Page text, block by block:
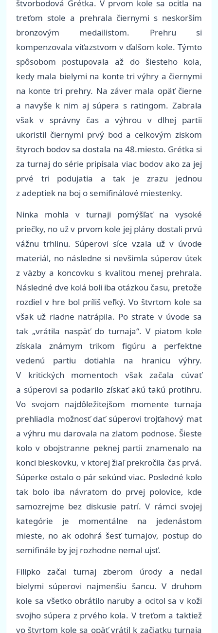
štvorbodová Grétka. V prvom kole sa ocitla na
treťom stole a prehrala čiernymi s neskorším
bronzovým medailistom. Prehru si
kompenzovala víťazstvom v ďalšom kole. Týmto
spôsobom postupovala až do šiesteho kola,
kedy mala bielymi na konte tri výhry a čiernymi
na konte tri prehry. Na záver mala opäť čierne
a navyše k nim aj súpera s ratingom. Zabrala
však v správny čas a výhrou v dlhej partii
ukoristil čiernymi prvý bod a celkovým ziskom
štyroch bodov sa dostala na 48.miesto. Grétka si
za turnaj do série pripísala viac bodov ako za jej
prvé tri podujatia a tak je zrazu jednou
z adeptiek na boj o semifinálové miestenky.
Ninka mohla v turnaji pomýšľať na vysoké
priečky, no už v prvom kole jej plány dostali prvú
vážnu trhlinu. Súperovi síce vzala už v úvode
materiál, no následne si nevšimla súperov útek
z väzby a koncovku s kvalitou menej prehrala.
Následné dve kolá boli iba otázkou času, pretože
rozdiel v hre bol príliš veľký. Vo štvrtom kole sa
však už riadne natrápila. Po strate v úvode sa
tak „vrátila naspäť do turnaja“. V piatom kole
získala známym trikom figúru a perfektne
vedenú partiu dotiahla na hranicu výhry.
V kritických momentoch však začala cúvať
a súperovi sa podarilo získať akú takú protihru.
Vo svojom najdôležitejšom momente turnaja
prehliadla možnosť dať súperovi trojťahový mat
a výhru mu darovala na zlatom podnose. Šieste
kolo v obojstranne peknej partii znamenalo na
konci bleskovku, v ktorej žiaľ prekročila čas prvá.
Súperke ostalo o pár sekúnd viac. Posledné kolo
tak bolo iba návratom do prvej polovice, kde
samozrejme bez diskusie patrí. V rámci svojej
kategórie je momentálne na jedenástom
mieste, no ak odohrá šesť turnajov, postup do
semifinále by jej rozhodne nemal ujsť.
Filipko začal turnaj zberom úrody a nedal
bielymi súperovi najmenšiu šancu. V druhom
kole sa všetko obrátilo naruby a ocitol sa v koži
svojho súpera z prvého kola. V treťom a taktiež
vo štvrtom kole sa opäť vrátil k začiatku turnaja